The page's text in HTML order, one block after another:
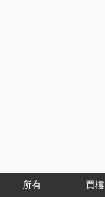
所有 買樓